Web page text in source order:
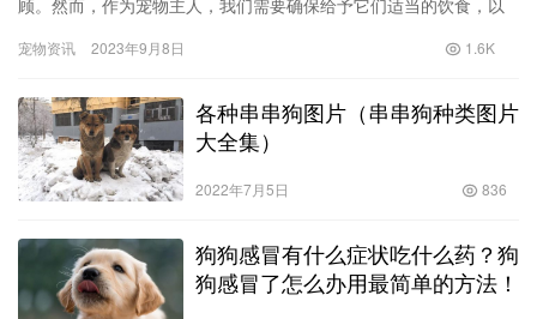
跟网络卖家沟通，还是不方便，根本不包最后又补
500块，重新选购一只狗狗，这次选了一个三个多月
是很扯淡，汽车站到了也不打电话，最后自己去找了
半个多小时才找到，接回了家。 可能是路上吃的不
好，回来后给葡萄糖泡软狗粮后吃的非常香，吃完了
就开始活蹦乱跳的自己耍。 本次买狗费用：狗狗
买没有便宜多少，而且售后保障还是存在问题。 个
人总结一下网络买狗存在几个问题： 1、售后没有保
障，比如星期狗之类的，哪怕是你检查了，由于路途
顾。然而，作为宠物主人，我们需要确保给予它们适当的饮食，以
题：仓鼠…
宠物资讯 2023年9月8日 1.6K
各种串串狗图片（串串狗种类图片
大全集）
2022年7月5日 836
狗狗感冒有什么症状吃什么药？狗
狗感冒了怎么办用最简单的方法！